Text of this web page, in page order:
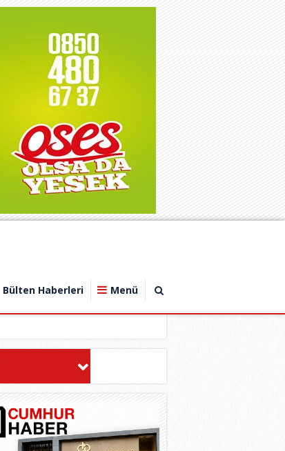
Bülten Haberleri Menü